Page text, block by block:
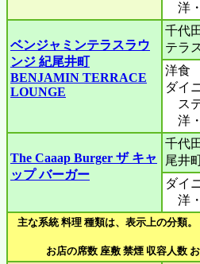
洋
ベンジャミンテラスラウ
ンジ 紀尾井町
BENJAMIN TERRACE
LOUNGE
千代
テラ
洋食
ダイ
ス
洋
The Caaap Burger ザ キャ
ップ バーガー
千代
尾井
ダイ
洋
主な系統 料理 種類は、表示上の分類
お店の席数 座敷 禁煙 収容人数